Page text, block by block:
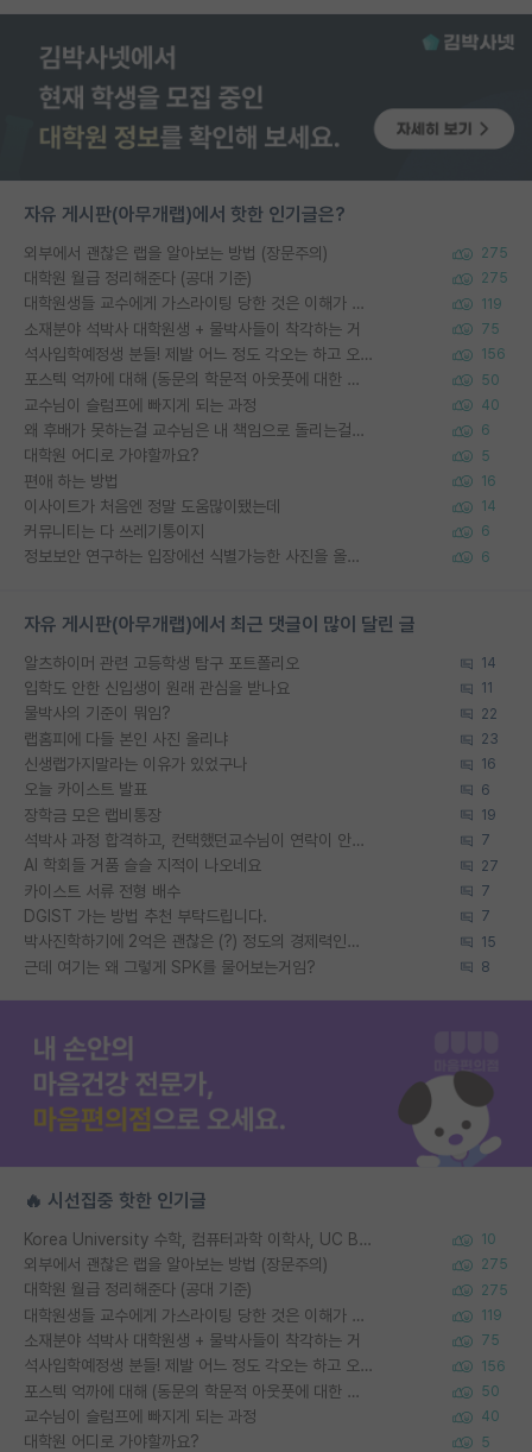
자유 게시판(아무개랩)에서 핫한 인기글은?
외부에서 괜찮은 랩을 알아보는 방법 (장문주의) 275
대학원 월급 정리해준다 (공대 기준) 275
대학원생들 교수에게 가스라이팅 당한 것은 이해가 갑니다. 안타깝네요. 119
소재분야 석박사 대학원생 + 물박사들이 착각하는 거 75
석사입학예정생 분들! 제발 어느 정도 각오는 하고 오세요. 156
포스텍 억까에 대해 (동문의 학문적 아웃풋에 대한 반박) 50
교수님이 슬럼프에 빠지게 되는 과정 40
왜 후배가 못하는걸 교수님은 내 책임으로 돌리는걸까요? 6
대학원 어디로 가야할까요? 5
편애 하는 방법 16
이사이트가 처음엔 정말 도움많이됐는데 14
커뮤니티는 다 쓰레기통이지 6
정보보안 연구하는 입장에선 식별가능한 사진을 올리는건 비추이긴함 6
자유 게시판(아무개랩)에서 최근 댓글이 많이 달린 글
알츠하이머 관련 고등학생 탐구 포트폴리오 14
입학도 안한 신입생이 원래 관심을 받나요 11
물박사의 기준이 뭐임? 22
랩홈피에 다들 본인 사진 올리냐 23
신생랩가지말라는 이유가 있었구나 16
오늘 카이스트 발표 6
장학금 모은 랩비통장 19
석박사 과정 합격하고, 컨택했던교수님이 연락이 안됩니다... 7
AI 학회들 거품 슬슬 지적이 나오네요 27
카이스트 서류 전형 배수 7
DGIST 가는 방법 추천 부탁드립니다. 7
박사진학하기에 2억은 괜찮은 (?) 정도의 경제력인가요 15
근데 여기는 왜 그렇게 SPK를 물어보는거임? 8
🔥 시선집중 핫한 인기글
Korea University 수학, 컴퓨터과학 이학사, UC Berkeley 산업공학 대학원 공학박사가 되는 것은 쉽지 않겠죠? 10
외부에서 괜찮은 랩을 알아보는 방법 (장문주의) 275
대학원 월급 정리해준다 (공대 기준) 275
대학원생들 교수에게 가스라이팅 당한 것은 이해가 갑니다. 안타깝네요. 119
소재분야 석박사 대학원생 + 물박사들이 착각하는 거 75
석사입학예정생 분들! 제발 어느 정도 각오는 하고 오세요. 156
포스텍 억까에 대해 (동문의 학문적 아웃풋에 대한 반박) 50
교수님이 슬럼프에 빠지게 되는 과정 40
대학원 어디로 가야할까요? 5